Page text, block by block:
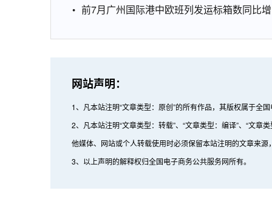
前7月广州国际港中欧班列发运标箱数同比
网站声明：
1、凡本站注明“文章类型：原创”的所有作品，其版权属于全
2、凡本站注明“文章类型：转载”、“文章类型：编译”、“文
他媒体、网站或个人转载使用时必须保留本站注明的文章来源
3、以上声明的解释权归全国电子商务公共服务网所有。